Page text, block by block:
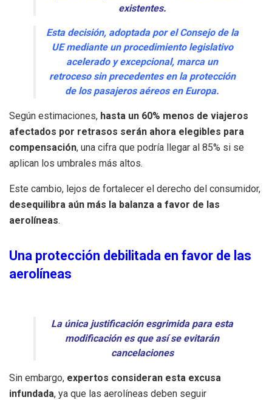
existentes.
Esta decisión, adoptada por el Consejo de la
UE mediante un procedimiento legislativo
acelerado y excepcional, marca un
retroceso sin precedentes en la protección
de los pasajeros aéreos en Europa.
Según estimaciones, hasta un 60% menos de viajeros
afectados por retrasos serán ahora elegibles para
compensación, una cifra que podría llegar al 85% si se
aplican los umbrales más altos.
Este cambio, lejos de fortalecer el derecho del consumidor,
desequilibra aún más la balanza a favor de las
aerolíneas.
Una protección debilitada en favor de las
aerolíneas
La única justificación esgrimida para esta
modificación es que así se evitarán
cancelaciones
Sin embargo, expertos consideran esta excusa
infundada, ya que las aerolíneas deben seguir